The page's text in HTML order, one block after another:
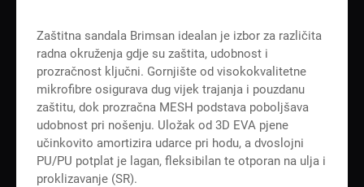
Zaštitna sandala Brimsan idealan je izbor za različita
radna okruženja gdje su zaštita, udobnost i
prozračnost ključni. Gornjište od visokokvalitetne
mikrofibre osigurava dug vijek trajanja i pouzdanu
zaštitu, dok prozračna MESH podstava poboljšava
udobnost pri nošenju. Uložak od 3D EVA pjene
učinkovito amortizira udarce pri hodu, a dvoslojni
PU/PU potplat je lagan, fleksibilan te otporan na ulja i
proklizavanje (SR).